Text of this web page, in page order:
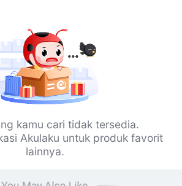
kamu cari tidak tersedia.
Akulaku untuk produk favorit
lainnya.